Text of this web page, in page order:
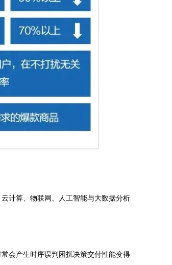
计算、物联网、人工智能与大数据分析
会产生时序误判困扰决策交付性能变得